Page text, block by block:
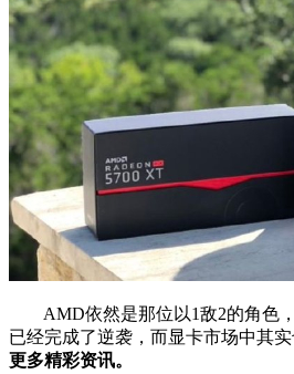
AMD依然是那位以1敌2的角色，
已经完成了逆袭，而显卡市场中其
更多精彩资讯。